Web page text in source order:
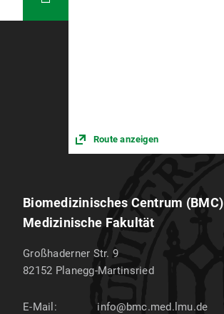
Route anzeigen
Biomedizinisches Centrum (BMC)
Medizinische Fakultät
Großhaderner Str. 9
82152 Planegg-Martinsried
E-Mail: info@bmc.med.lmu.de